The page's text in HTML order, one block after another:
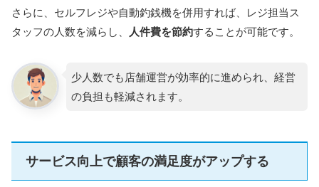
さらに、セルフレジや自動釣銭機を併用すれば、レジ担当ス
タッフの人数を減らし、
人件費を節約することが可能です。
少人数でも店舗運営が効率的に進められ、経営
の負担も軽減されます。
サービス向上で顧客の満足度がアップする